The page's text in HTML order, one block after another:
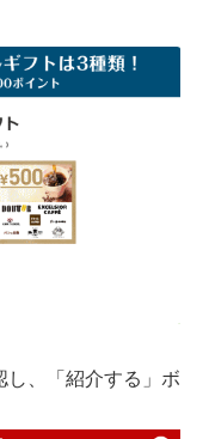
し、「紹介する」ボ